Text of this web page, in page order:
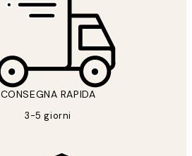
CONSEGNA RAPIDA
3-5 giorni